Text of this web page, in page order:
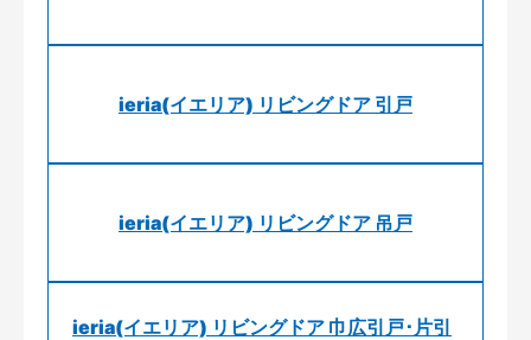
ieria(イエリア) リビングドア 引戸
ieria(イエリア) リビングドア 吊戸
ieria(イエリア) リビングドア 巾広引戸･片引